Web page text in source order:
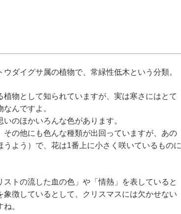
ダイグサ属の植物で、常緑性低木という分類。
物として知られていますが、実は寒さにはとて
んですよ。
のほかいろんな色があります。
その他にも色んな種類が出回っていますが、あの
よう）で、花は1番上に小さく咲いているものに
トの流した血の色」や「情熱」を表していると
象徴しているとして、クリスマスには欠かせない
。